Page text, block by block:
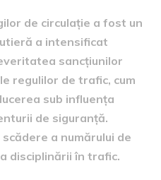
de circulație a fost un
a intensificat
sancțiunilor
regulilor de trafic, cum
sub influența
de siguranță.
a numărului de
disciplinării în trafic.